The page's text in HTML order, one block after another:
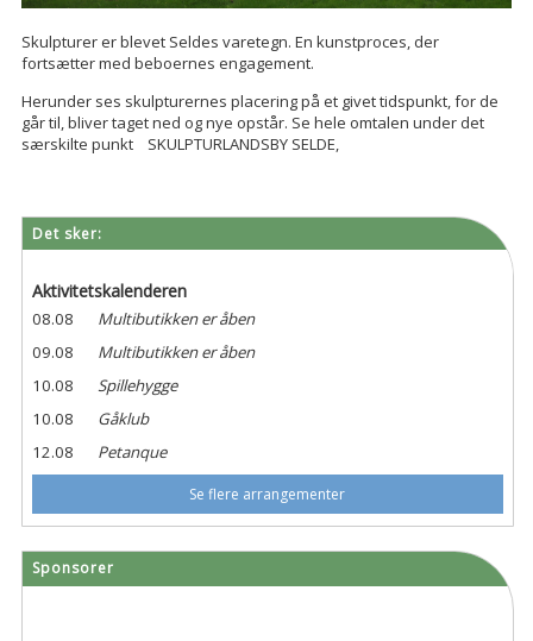
Skulpturer er blevet Seldes varetegn. En kunstproces, der
fortsætter med beboernes engagement.
Herunder ses skulpturernes placering på et givet tidspunkt, for de
går til, bliver taget ned og nye opstår. Se hele omtalen under det
særskilte punkt SKULPTURLANDSBY SELDE,
Det sker:
Aktivitetskalenderen
08.08
Multibutikken er åben
09.08
Multibutikken er åben
10.08
Spillehygge
10.08
Gåklub
12.08
Petanque
Se flere arrangementer
Sponsorer